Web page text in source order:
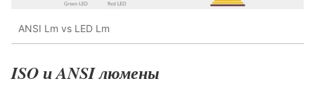
ANSI Lm vs LED Lm
ISO и ANSI люмены